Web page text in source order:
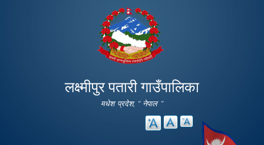
main
content
लक्ष्मीपुर पतारी गाउँपालिका
मधेश प्रदेश, " नेपाल "